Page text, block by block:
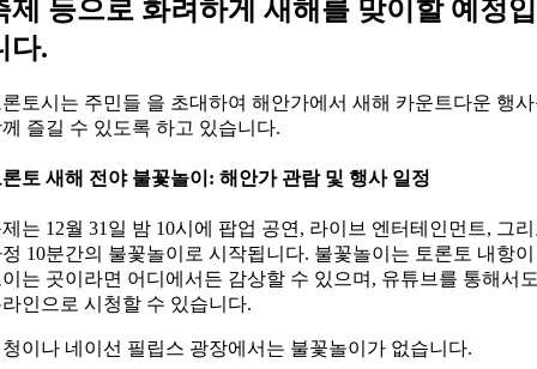
제 등으로 화려하게 새해를 맞이할 예정입
다.
토시는 주민들 을 초대하여 해안가에서 새해 카운트다운 행
즐길 수 있도록 하고 있습니다.
토 새해 전야 불꽃놀이: 해안가 관람 및 행사 일정
는 12월 31일 밤 10시에 팝업 공연, 라이브 엔터테인먼트, 그
10분간의 불꽃놀이로 시작됩니다. 불꽃놀이는 토론토 내항이
는 곳이라면 어디에서든 감상할 수 있으며, 유튜브를 통해서
인으로 시청할 수 있습니다.
이나 네이선 필립스 광장에서는 불꽃놀이가 없습니다.